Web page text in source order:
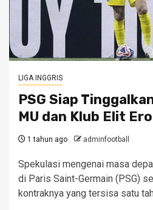
LIGA INGGRIS
PSG Siap
MU dan Klub Elit
1 tahun ago adminfootball
Spekulasi mengenai masa
di Paris Saint-Germain (PSG)
kontraknya yang tersisa satu